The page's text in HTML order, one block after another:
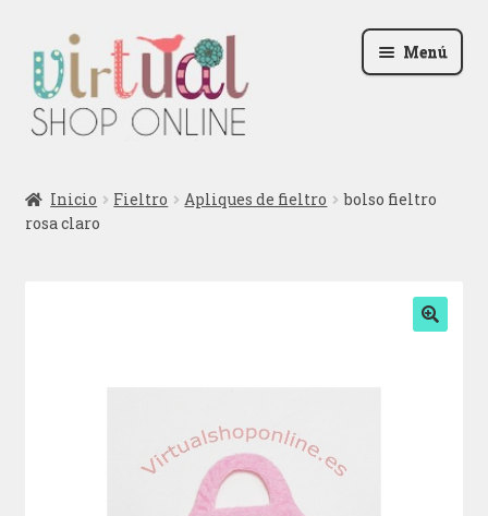
la
navegación
al
contenido
Menú
Podcast
Inicio Fieltro Apliques de fieltro
bolso fieltro
rosa claro